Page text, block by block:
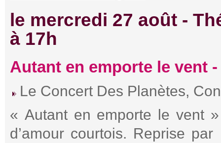
le mercredi 27 août -
à 17h
Autant en emporte le vent
Le Concert Des Planètes,
« Autant en emporte le vent
d’amour courtois. Reprise